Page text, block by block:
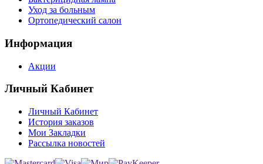
Уход за больным
Ортопедический салон
Информация
Акции
Личный Кабинет
Личный Кабинет
История заказов
Мои Закладки
Рассылка новостей